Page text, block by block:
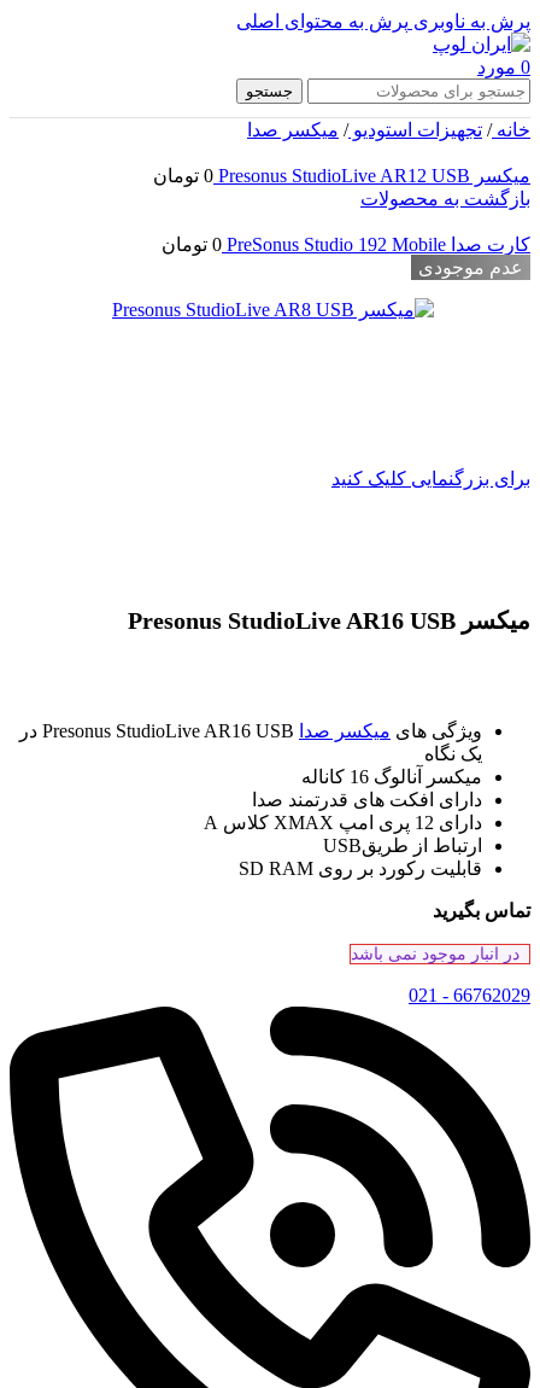
پرش به ناوبری پرش به محتوای اصلی
0 مورد
جستجو
خانه/ تجهیزات استودیو/ میکسر صدا
میکسر Presonus StudioLive AR12 USB 0 تومان
بازگشت به محصولات
کارت صدا PreSonus Studio 192 Mobile 0 تومان
عدم موجودی
برای بزرگنمایی کلیک کنید
میکسر Presonus StudioLive AR16 USB
ویژگی های میکسر صدا
Presonus StudioLive AR16 USB در
یک نگاه
میکسر آنالوگ 16 کاناله
دارای افکت های قدرتمند صدا
دارای 12 پری امپ XMAX کلاس A
ارتباط از طریقUSB
قابلیت رکورد بر روی SD RAM
تماس بگیرید
در انبار موجود نمی باشد
66762029 - 021